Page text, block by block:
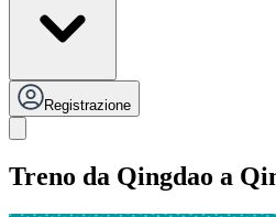
Registrazione
Treno da Qingdao a